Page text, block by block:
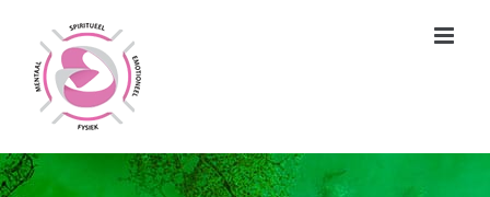
inhoud